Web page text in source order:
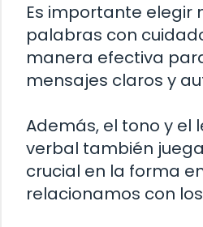
Es importante elegir
palabras con
manera efectiva
mensajes claros y
Además, el tono y el
verbal también
crucial en la forma
relacionamos con